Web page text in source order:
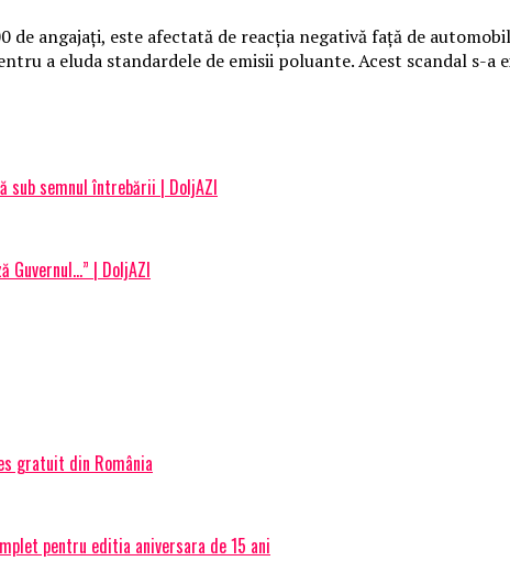
angajaţi, este afectată de reacţia negativă faţă de
a eluda standardele de emisii poluante. Acest scandal
sub semnul întrebării | DoljAZI
Guvernul…” | DoljAZI
gratuit din România
pentru editia aniversara de 15 ani